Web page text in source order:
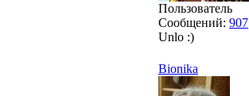
Пользователь
Сообщений: 907
Unlo :)
Bionika